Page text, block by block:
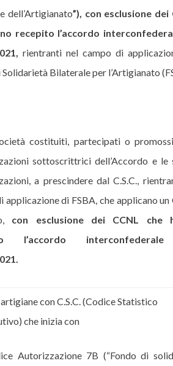
dell’Artigianato”), con esclusione dei
recepito l’accordo
rientranti nel campo di
Solidarietà Bilaterale per l’Artigianato
costituiti, partecipati o
sottoscrittrici dell’Accordo e le
a prescindere dal C.S.C.,
applicazione di FSBA, che applicano un
con esclusione dei CCNL che
l’accordo
con C.S.C. (Codice Statistico
che inizia con
Autorizzazione 7B (“Fondo di